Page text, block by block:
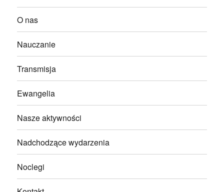
O nas
Nauczanie
Transmisja
Ewangelia
Nasze aktywności
Nadchodzące wydarzenia
Noclegi